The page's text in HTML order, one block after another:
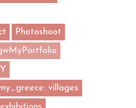
Photoshoot
villages